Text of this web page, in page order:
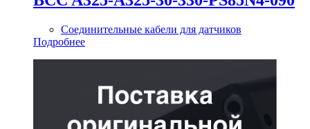
Соединительные кабели для датчиков
Подробнее